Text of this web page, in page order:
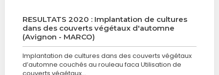
RESULTATS 2020 : Implantation de cultures
dans des couverts végétaux d'automne
(Avignon - MARCO)
Implantation de cultures dans des couverts végétaux
d’automne couchés au rouleau faca Utilisation de